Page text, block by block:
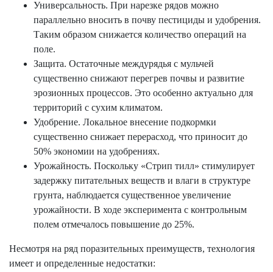
Универсальность. При нарезке рядов можно
параллельно вносить в почву пестициды и удобрения.
Таким образом снижается количество операций на
поле.
Защита. Остаточные междурядья с мульчей
существенно снижают перегрев почвы и развитие
эрозионных процессов. Это особенно актуально для
территорий с сухим климатом.
Удобрение. Локальное внесение подкормки
существенно снижает перерасход, что приносит до
50% экономии на удобрениях.
Урожайность. Поскольку «Стрип тилл» стимулирует
задержку питательных веществ и влаги в структуре
грунта, наблюдается существенное увеличение
урожайности. В ходе эксперимента с контрольным
полем отмечалось повышение до 25%.
Несмотря на ряд поразительных преимуществ, технология
имеет и определенные недостатки: